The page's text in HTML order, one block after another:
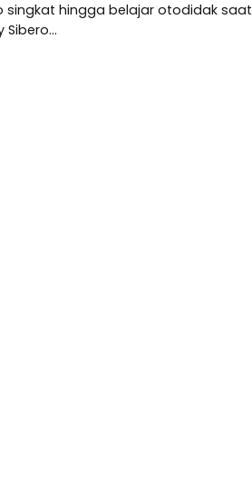
singkat hingga belajar otodidak saat
Sibero...